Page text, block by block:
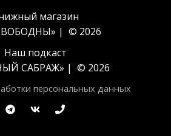
магазин
| © 2026
Наш подкаст
САБРАЖ» | © 2026
персональных данных